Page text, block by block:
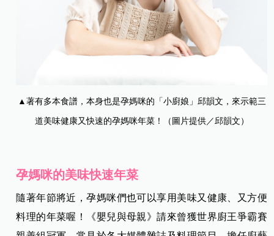
▲著有多本食譜，本身也是孕媽咪的「小廚娘」邱韻文，來示範三
道美味健康又快速的孕媽咪年菜！（圖片提供／邱韻文）
孕媽咪的美味快速年菜
隨著年節將近，孕媽咪們也可以享用美味又健康、又方便
料理的年菜喔！《嬰兒與母親》請來曾獲世界廚王爭霸賽